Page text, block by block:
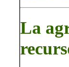
La